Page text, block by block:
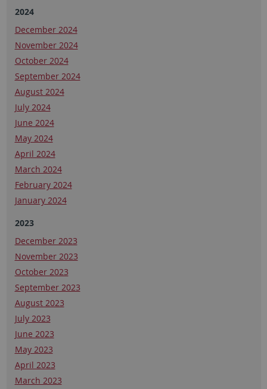
2024
December 2024
November 2024
October 2024
September 2024
August 2024
July 2024
June 2024
May 2024
April 2024
March 2024
February 2024
January 2024
2023
December 2023
November 2023
October 2023
September 2023
August 2023
July 2023
June 2023
May 2023
April 2023
March 2023